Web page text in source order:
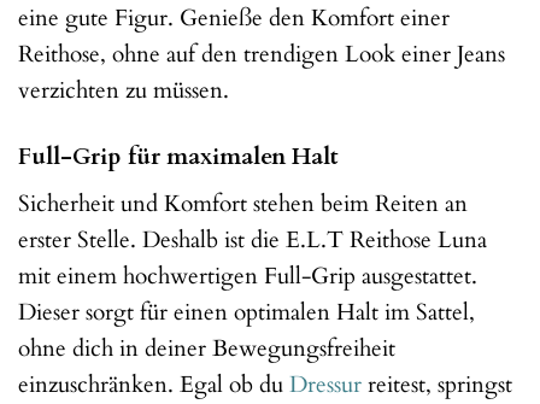
eine gute Figur. Genieße den Komfort einer
Reithose, ohne auf den trendigen Look einer Jeans
verzichten zu müssen.
Full-Grip für maximalen Halt
Sicherheit und Komfort stehen beim Reiten an
erster Stelle. Deshalb ist die E.L.T Reithose Luna
mit einem hochwertigen Full-Grip ausgestattet.
Dieser sorgt für einen optimalen Halt im Sattel,
ohne dich in deiner Bewegungsfreiheit
einzuschränken. Egal ob duDressurreitest, springst